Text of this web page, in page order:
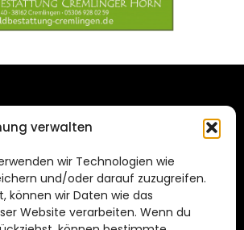
verwalten
wir Technologien wie
und/oder darauf zuzugreifen.
können wir Daten wie das
Website verarbeiten. Wenn du
STADTMAGAZIN
BRAUNSCHWEIG
Richtlinie